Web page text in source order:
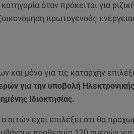
όταν πρόκειται για ριζική
πρωτογενούς
μόνο για τις καταρχήν
για την υποβολή Ηλεκτρονικής
Ιδιοκτησίας.
αιτών έχει επιλέξει ότι θα